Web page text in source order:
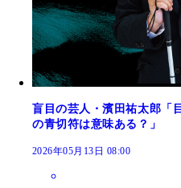
盲目の芸人・濱田祐太郎「
の青切符は意味ある？」
2026年05月13日 08:00